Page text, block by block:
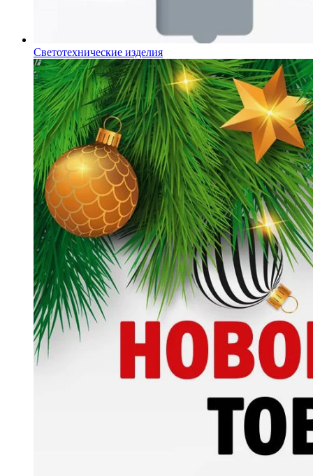
Светотехнические изделия